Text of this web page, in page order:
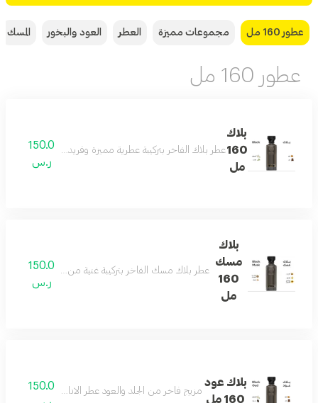
عطور 160 مل مجموعات مميزة العطر العود والبخور المسك
عطور 160 مل
بلاك
160
مل
عطر بلاك الفاخر بتركيبة عطرية مميزة وفريدة بحجم 160 مل يدوم طويلا على البشرة ويمنحك إحساسا بالثقة والأناقة طوال اليوم
150.0
ر.س
بلاك
مسك
160
مل
عطر بلاك مسك الفاخر بتركيبة غنية من الجلد الأنيق
150.0
ر.س
بلاك عود
160 مل
مزيج فاخر من الجلد والعود عطر الاناقه والفخامه
150.0